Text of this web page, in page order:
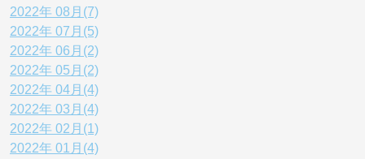
2022年 08月(7)
2022年 07月(5)
2022年 06月(2)
2022年 05月(2)
2022年 04月(4)
2022年 03月(4)
2022年 02月(1)
2022年 01月(4)